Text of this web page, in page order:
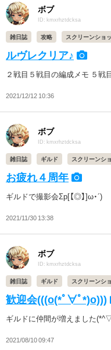
ボブ
ID: kmxrhztdcksa
雑日誌 攻略 スクリーンショ
ルヴレクリア♪
２戦目５戦目の編成メモ ５戦
2021/12/12 10:36
ボブ
ID: kmxrhztdcksa
雑日誌 ギルド スクリーンシ
お疲れ４周年
ギルドで撮影会Σp[【◎】]ω・´)
2021/11/30 13:38
ボブ
ID: kmxrhztdcksa
雑日誌 ギルド スクリーンシ
歓迎会(((o(*ﾟ∀ﾟ*)o)))
ギルドに仲間が増えました
2021/08/10 09:47